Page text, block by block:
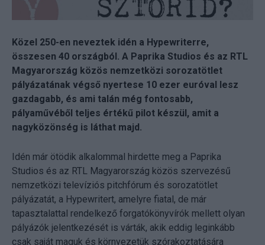
Közel 250-en neveztek idén a Hypewriterre,
összesen 40 országból. A Paprika Studios és az RTL
Magyarország közös nemzetközi sorozatötlet
pályázatának végső nyertese 10 ezer euróval lesz
gazdagabb, és ami talán még fontosabb,
pályaművéből teljes értékű pilot készül, amit a
nagyközönség is láthat majd.
Idén már ötödik alkalommal hirdette meg a Paprika
Studios és az RTL Magyarország közös szervezésű
nemzetközi televíziós pitchfórum és sorozatötlet
pályázatát, a Hypewritert, amelyre fiatal, de már
tapasztalattal rendelkező forgatókönyvírók mellett olyan
pályázók jelentkezését is várták, akik eddig leginkább
csak saját maguk és környezetük szórakoztatására